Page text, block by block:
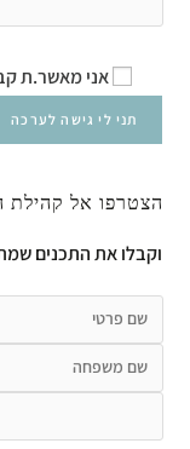
אני מאשר.ת
הצטרפו אל קהילת
וקבלו את התכנים